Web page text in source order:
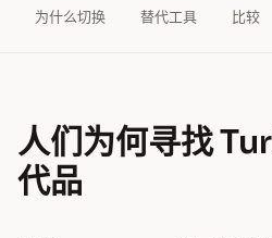
为什么切换 替代工具 比较
人们为何寻找
代品